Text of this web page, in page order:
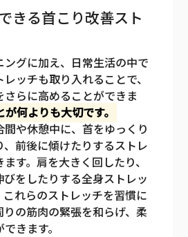
きる首こり改善スト
ングに加え、日常生活の中で
ッチも取り入れることで、
らに高めることができま
何よりも大切です。
や休憩中に、首をゆっくり
、前後に傾けたりするストレ
す。肩を大きく回したり、
をしたりする全身ストレッ
れらのストレッチを習慣に
の筋肉の緊張を和らげ、柔
きます。